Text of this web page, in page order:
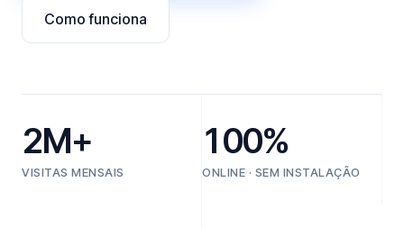
Como funciona
2M+
VISITAS MENSAIS
100%
ONLINE · SEM INSTALAÇÃO